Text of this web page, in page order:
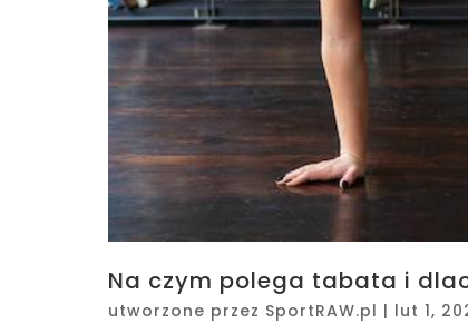
Na czym polega tabata i
utworzone przez SportRAW.pl | lut 1,